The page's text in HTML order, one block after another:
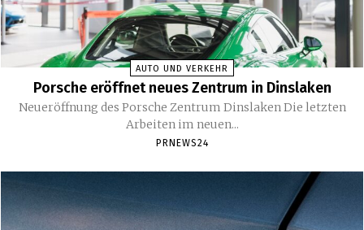
AUTO UND VERKEHR
Porsche eröffnet neues Zentrum in Dinslaken
Neueröffnung des Porsche Zentrum Dinslaken Die letzten
Arbeiten im neuen...
PRNEWS24